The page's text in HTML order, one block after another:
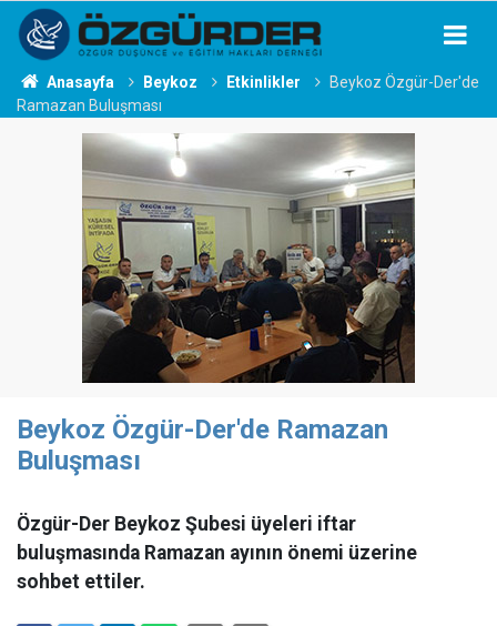
Anasayfa Beykoz Etkinlikler
Beykoz Özgür-Der'de
Ramazan Buluşması
Beykoz Özgür-Der'de Ramazan
Buluşması
Özgür-Der Beykoz Şubesi üyeleri iftar
buluşmasında Ramazan ayının önemi üzerine
sohbet ettiler.